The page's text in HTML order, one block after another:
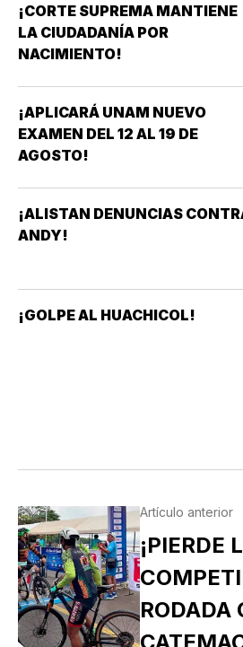
¡CORTE SUPREMA MANTIENE
LA CIUDADANÍA POR
NACIMIENTO!
¡APLICARÁ UNAM NUEVO
EXAMEN DEL 12 AL 19 DE
AGOSTO!
¡ALISTAN DENUNCIAS
ANDY!
¡GOLPE AL HUACHICOL!
Artículo anterior
¡PIERDE
RODADA